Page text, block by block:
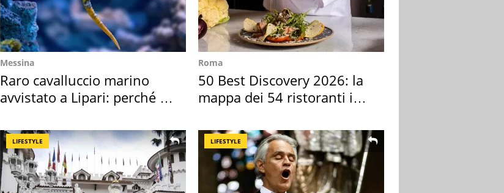
Messina
Raro cavalluccio marino
avvistato a Lipari: perché è
Roma
50 Best Discovery 2026: la
mappa dei 54 ristoranti in
LIFESTYLE LIFESTYLE